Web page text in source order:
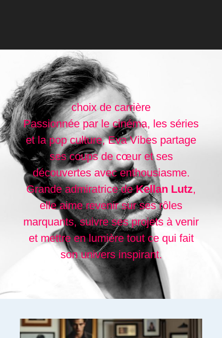
choix de carrière
Passionnée par le cinéma, les séries
et la pop culture, Eva Vibes partage
ses coups de cœur et ses
découvertes avec enthousiasme.
Grande admiratrice deKellan Lutz,
elle aime revenir sur ses rôles
marquants, suivre ses projets à venir
et mettre en lumière tout ce qui fait
son univers inspirant.